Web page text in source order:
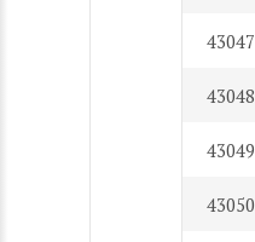
43047
43048
43049
43050